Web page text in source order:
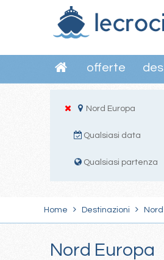
offerte
Nord Europa
Qualsiasi data
Qualsiasi partenza
Home Destinazioni
Nord Europa